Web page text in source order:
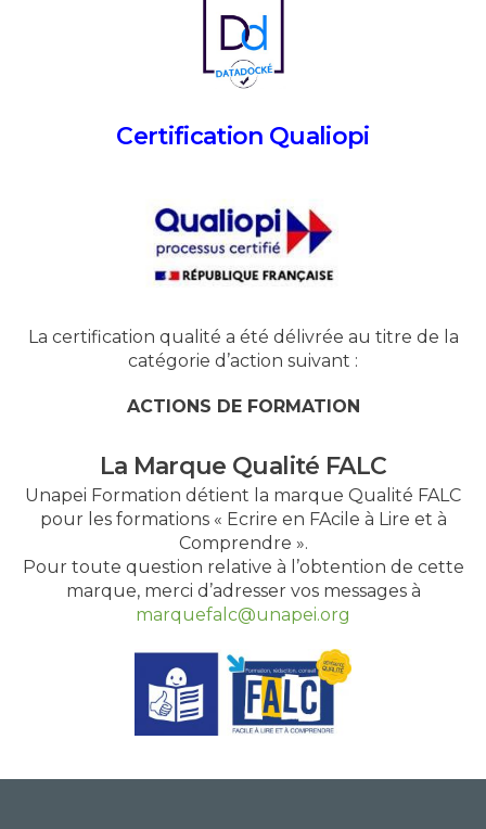
Certification Qualiopi
La certification qualité a été délivrée au titre de la
catégorie d’action suivant :
ACTIONS DE FORMATION
La Marque Qualité FALC
Unapei Formation détient la marque Qualité FALC
pour les formations « Ecrire en FAcile à Lire et à
Comprendre ».
Pour toute question relative à l’obtention de cette
marque, merci d’adresser vos messages à
marquefalc@unapei.org